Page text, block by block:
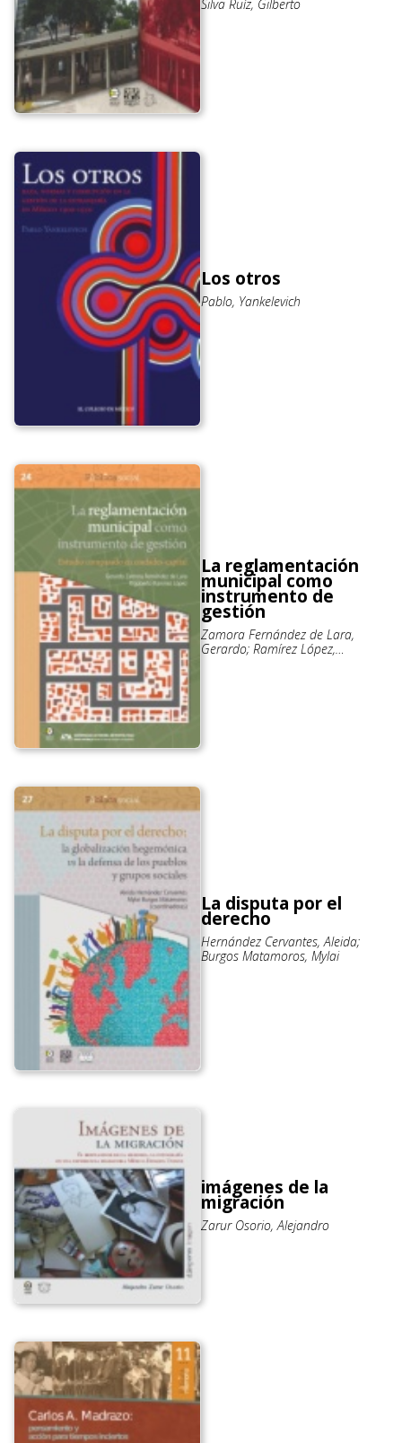
Silva Ruíz, Gilberto
Los otros
Pablo, Yankelevich
La reglamentación
municipal como
instrumento de
gestión
Zamora Fernández de Lara,
Gerardo; Ramírez López,
La disputa por el
derecho
Hernández Cervantes, Aleida;
Burgos Matamoros, Mylai
imágenes de la
migración
Zarur Osorio, Alejandro